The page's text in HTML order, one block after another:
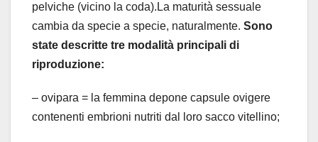
pelviche (vicino la coda). La maturità sessuale
cambia da specie a specie, naturalmente. Sono
state descritte tre modalità principali di
riproduzione:
– ovipara = la femmina depone capsule ovigere
contenenti embrioni nutriti dal loro sacco vitellino;